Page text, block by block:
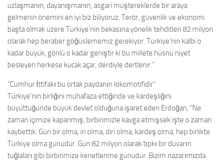
uzlaşmanın, dayanışmanın, asgari müştereklerde bir araya
gelmenin önemini en iyi biz biliyoruz. Terör, güvenlik ve ekonomi
başta olmak üzere Türkiye’nin bekasına yönelik tehditleri 82 milyon
olarak hep beraber göğüslememiz gerekiyor. Türkiye’nin kalbi o
kadar büyük, gönlü o kadar geniştir ki bu millete hüsnü niyet
besleyen herkese kucak açar, derdiyle dertlenir.”
“Cumhur İttifakı bu ortak paydanın lokomotifidir”
Türkiye’nin birliğini muhafaza ettiğinde ve kardeşliğini
büyüttüğünde büyük devlet olduğuna işaret eden Erdoğan, “Ne
zaman içimize kapanmış, birbirimizle kavga etmişsek işte o zaman
kaybettik. Gün bir olma, iri olma, diri olma, kardeş olma, hep birlikte
Türkiye olma günüdür. Gün 82 milyon olarak tıpkı bir duvarın
tuğlaları gibi birbirimize kenetlenme günüdür. Bizim nazarımızda